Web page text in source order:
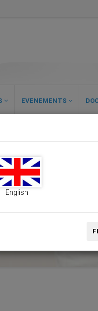
EVENEMENTS
ET CENTRALE
English